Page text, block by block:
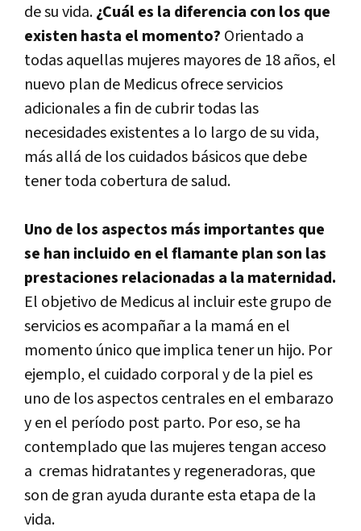
de su vida.¿Cuál es la diferencia con los que
existen hasta el momento? Orientado a
todas aquellas mujeres mayores de 18 años, el
nuevo plan de Medicus ofrece servicios
adicionales a fin de cubrir todas las
necesidades existentes a lo largo de su vida,
más allá de los cuidados básicos que debe
tener toda cobertura de salud.
Uno de los aspectos más importantes que
se han incluido en el flamante plan son las
prestaciones relacionadas a la maternidad.
El objetivo de Medicus al incluir este grupo de
servicios es acompañar a la mamá en el
momento único que implica tener un hijo. Por
ejemplo, el cuidado corporal y de la piel es
uno de los aspectos centrales en el embarazo
y en el período post parto. Por eso, se ha
contemplado que las mujeres tengan acceso
a cremas hidratantes y regeneradoras, que
son de gran ayuda durante esta etapa de la
vida.